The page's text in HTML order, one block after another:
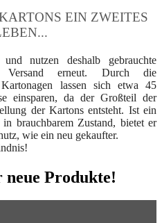
EIN ZWEITES
nutzen deshalb gebrauchte
erneut. Durch die
lassen sich etwa 45
einsparen, da der Großteil der
der Kartons entsteht. Ist ein
brauchbarem Zustand, bietet er
wie ein neu gekaufter.
Produkte!